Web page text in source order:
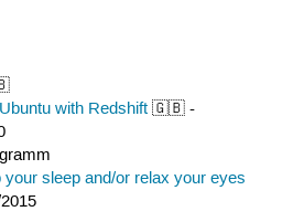
with Redshift 🇬🇧 -
sleep and/or relax your eyes